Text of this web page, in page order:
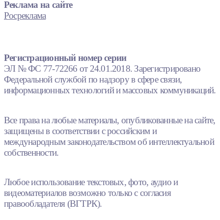
Реклама на сайте
Росреклама
Регистрационный номер серии
ЭЛ № ФС 77-72266 от 24.01.2018. Зарегистрировано
Федеральной службой по надзору в сфере связи,
информационных технологий и массовых коммуникаций.
Все права на любые материалы, опубликованные на сайте,
защищены в соответствии с российским и
международным законодательством об интеллектуальной
собственности.
Любое использование текстовых, фото, аудио и
видеоматериалов возможно только с согласия
правообладателя (ВГТРК).